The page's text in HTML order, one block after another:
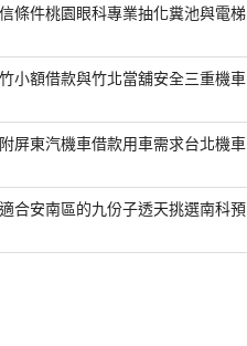
條件桃園眼科專業抽化糞池與電梯
小額借款與竹北當舖安全三重機車
屏東汽機車借款用車需求台北機車
合安南區的九份子透天挑選南科預